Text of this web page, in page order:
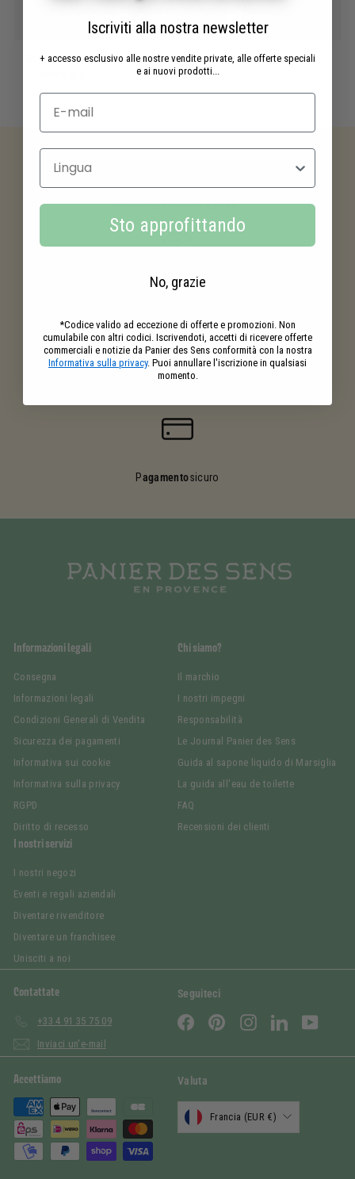
Saponi liquidi di
Cura del viso Regali
Consegna offerta da 59€
Pagamentosicuro
Informazioni legali
Consegna
Informazioni legali
Condizioni Generali di Vendita
Sicurezza dei pagamenti
Informativa sui cookie
Informativa sulla privacy
RGPD
Diritto di recesso
Chi siamo?
Il marchio
I nostri impegni
Responsabilità
Le Journal Panier des Sens
Guida al sapone liquido di Marsiglia
La guida all'eau de toilette
FAQ
Recensioni dei clienti
I nostri servizi
I nostri negozi
Eventi e regali aziendali
Diventare rivenditore
Diventare un franchisee
Unisciti a noi
Contattate
+33 4 91 35 75 09
Inviaci un'e-mail
Seguiteci
FacebookPinterestInstagramLinkedIn
Accettiamo Valuta
Francia (EUR €)
Iscriviti alla nostra newsletter
+ accesso esclusivo alle nostre vendite private, alle offerte speciali
e ai nuovi prodotti...
Seleziona la lingua
Sto approfittando
No, grazie
*Codice valido ad eccezione di offerte e promozioni. Non
cumulabile con altri codici. Iscrivendoti, accetti di ricevere offerte
commerciali e notizie da Panier des Sens conformità con la nostra
Informativa sulla privacy. Puoi annullare l'iscrizione in qualsiasi
momento.